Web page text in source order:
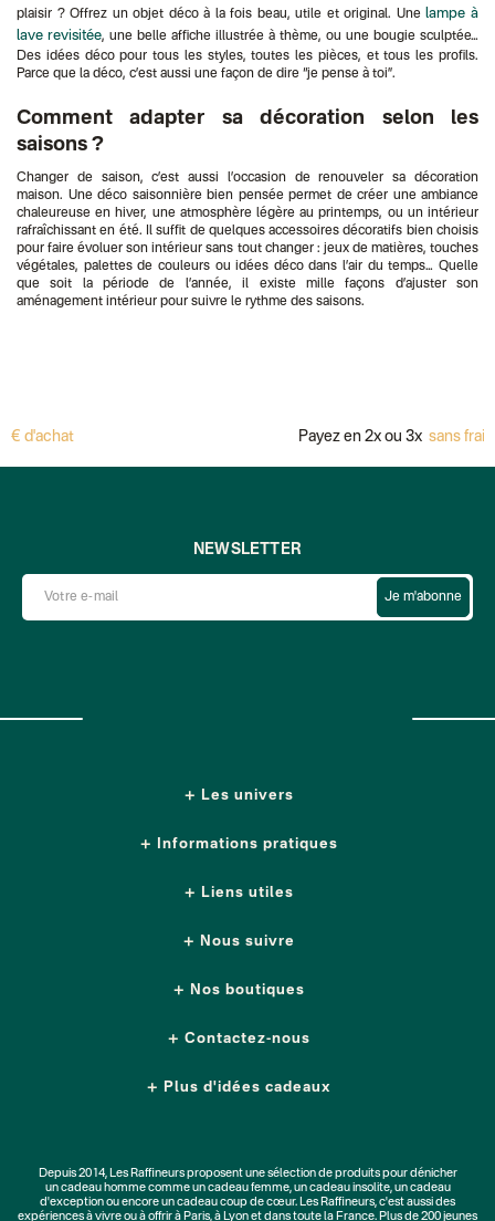
plaisir ? Offrez un objet déco à la fois beau, utile et original. Unelampe à
lave revisitée, une belle affiche illustrée à thème, ou une bougie sculptée…
Des idées déco pour tous les styles, toutes les pièces, et tous les profils.
Parce que la déco, c’est aussi une façon de dire “je pense à toi”.
Comment adapter sa décoration selon les
saisons ?
Changer de saison, c’est aussi l’occasion de renouveler sa décoration
maison. Une déco saisonnière bien pensée permet de créer une ambiance
chaleureuse en hiver, une atmosphère légère au printemps, ou un intérieur
rafraîchissant en été. Il suffit de quelques accessoires décoratifs bien choisis
pour faire évoluer son intérieur sans tout changer : jeux de matières, touches
végétales, palettes de couleurs ou idées déco dans l’air du temps… Quelle
que soit la période de l’année, il existe mille façons d’ajuster son
aménagement intérieur pour suivre le rythme des saisons.
Payez en 2x ou 3x sans frais avec
Les univers
Informations pratiques
Liens utiles
NEWSLETTER
Je m'abonne
Nous suivre
Nos boutiques
Contactez-nous
Plus d'idées cadeaux
Depuis 2014, Les Raffineurs proposent une sélection de produits pour dénicher
uncadeau hommecomme un cadeau femme, uncadeau insolite, uncadeau
d'exceptionou encore un cadeau coup de cœur. Les Raffineurs, c'est aussi des
expériences à vivreou à offrir à Paris, à Lyon et dans toute la France. Plus de200 jeunes